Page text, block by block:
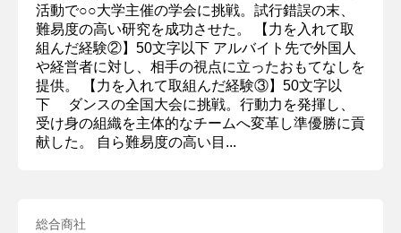
活動で○○大学主催の学会に挑戦。試行錯誤の末、
難易度の高い研究を成功させた。 【力を入れて取
組んだ経験②】50文字以下 アルバイト先で外国人
や経営者に対し、相手の視点に立ったおもてなしを
提供。 【力を入れて取組んだ経験③】50文字以
下 ダンスの全国大会に挑戦。行動力を発揮し、
受け身の組織を主体的なチームへ変革し準優勝に貢
献した。 自ら難易度の高い目...
総合商社